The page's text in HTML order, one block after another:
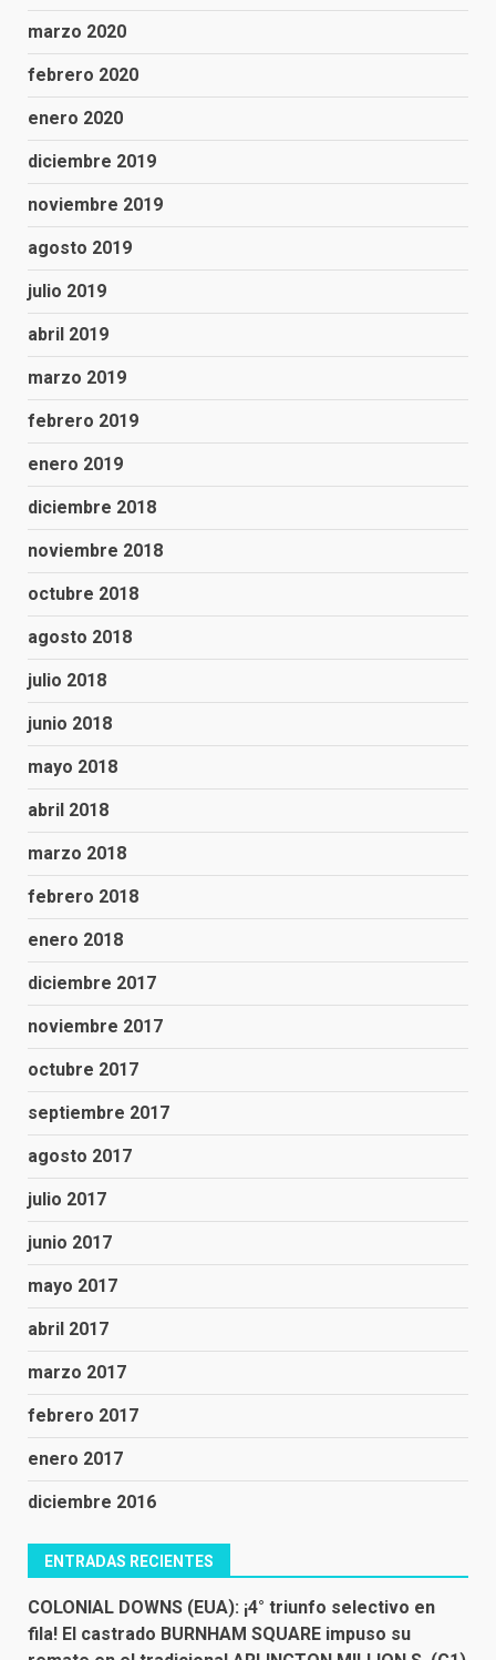
marzo 2020
febrero 2020
enero 2020
diciembre 2019
noviembre 2019
agosto 2019
julio 2019
abril 2019
marzo 2019
febrero 2019
enero 2019
diciembre 2018
noviembre 2018
octubre 2018
agosto 2018
julio 2018
junio 2018
mayo 2018
abril 2018
marzo 2018
febrero 2018
enero 2018
diciembre 2017
noviembre 2017
octubre 2017
septiembre 2017
agosto 2017
julio 2017
junio 2017
mayo 2017
abril 2017
marzo 2017
febrero 2017
enero 2017
diciembre 2016
ENTRADAS RECIENTES
COLONIAL DOWNS (EUA): ¡4° triunfo selectivo en
fila! El castrado BURNHAM SQUARE impuso su